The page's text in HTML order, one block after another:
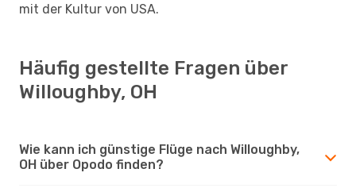
mit der Kultur von USA.
Häufig gestellte Fragen über
Willoughby, OH
Wie kann ich günstige Flüge nach Willoughby,
OH über Opodo finden?